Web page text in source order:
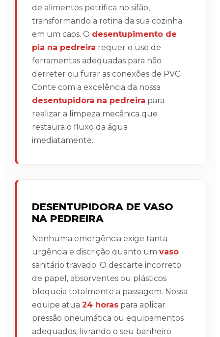
de alimentos petrifica no sifão,
transformando a rotina da sua cozinha
em um caos. O desentupimento de
pia na pedreira requer o uso de
ferramentas adequadas para não
derreter ou furar as conexões de PVC.
Conte com a excelência da nossa
desentupidora na pedreira para
realizar a limpeza mecânica que
restaura o fluxo da água
imediatamente.
DESENTUPIDORA DE VASO
NA PEDREIRA
Nenhuma emergência exige tanta
urgência e discrição quanto um vaso
sanitário travado. O descarte incorreto
de papel, absorventes ou plásticos
bloqueia totalmente a passagem. Nossa
equipe atua 24 horas para aplicar
pressão pneumática ou equipamentos
adequados, livrando o seu banheiro